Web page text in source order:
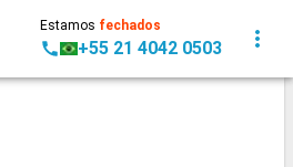
Estamos fechados
+55 21 4042 0503